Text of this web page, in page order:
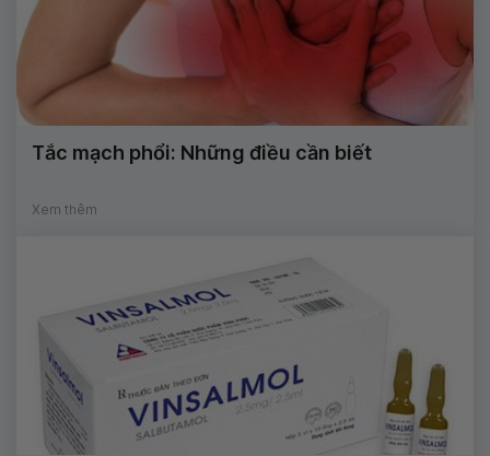
Tắc mạch phổi: Những điều cần biết
Xem thêm